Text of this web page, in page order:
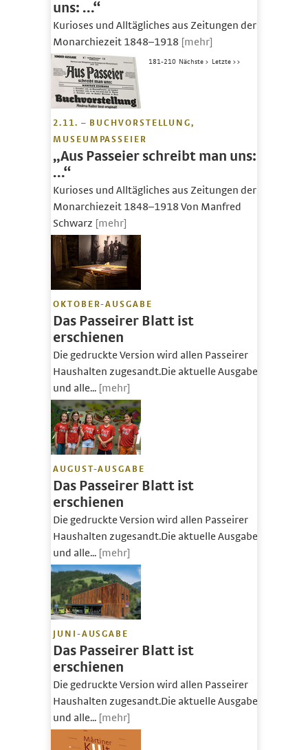
uns: …“
Kurioses und Alltägliches aus Zeitungen der
Monarchiezeit 1848–1918 [mehr]
2.11. – BUCHVORSTELLUNG,
MUSEUMPASSEIER
„Aus Passeier schreibt man uns:
…“
Kurioses und Alltägliches aus Zeitungen der
Monarchiezeit 1848–1918 Von Manfred
Schwarz [mehr]
OKTOBER-AUSGABE
Das Passeirer Blatt ist
erschienen
Die gedruckte Version wird allen Passeirer
Haushalten zugesandt.Die aktuelle Ausgabe
und alle... [mehr]
AUGUST-AUSGABE
Das Passeirer Blatt ist
erschienen
Die gedruckte Version wird allen Passeirer
Haushalten zugesandt.Die aktuelle Ausgabe
und alle... [mehr]
JUNI-AUSGABE
Das Passeirer Blatt ist
erschienen
Die gedruckte Version wird allen Passeirer
Haushalten zugesandt.Die aktuelle Ausgabe
und alle... [mehr]
181-210 Nächste > Letzte >>